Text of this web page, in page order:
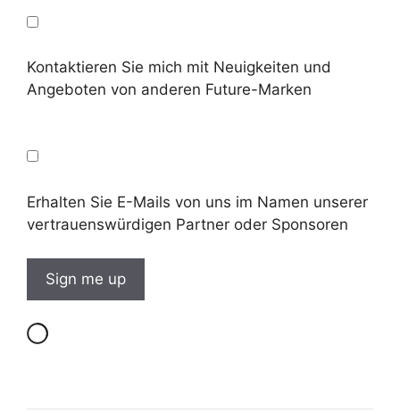
Kontaktieren Sie mich mit Neuigkeiten und
Angeboten von anderen Future-Marken
Erhalten Sie E-Mails von uns im Namen unserer
vertrauenswürdigen Partner oder Sponsoren